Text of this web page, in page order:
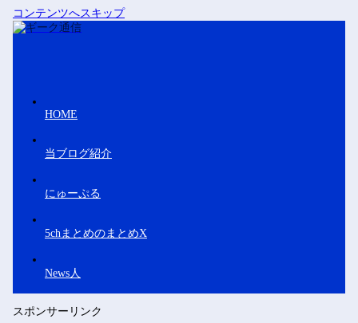
コンテンツへスキップ
HOME
当ブログ紹介
にゅーぷる
5chまとめのまとめX
News人
スポンサーリンク